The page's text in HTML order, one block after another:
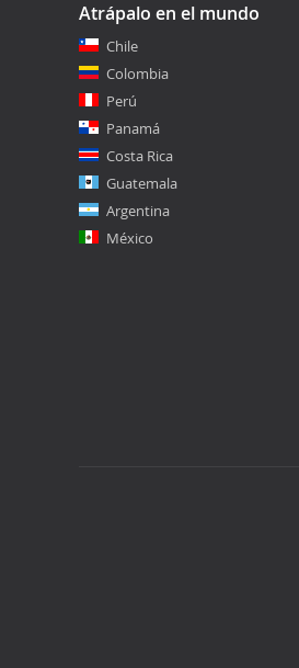
Atrápalo en el mundo
Chile
Colombia
Perú
Panamá
Costa Rica
Guatemala
Argentina
México